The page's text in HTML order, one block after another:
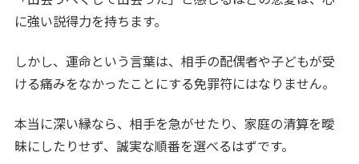
に強い説得力を持ちます。
しかし、運命という言葉は、相手の配偶者や子どもが受
ける痛みをなかったことにする免罪符にはなりません。
本当に深い縁なら、相手を急がせたり、家庭の清算を曖
昧にしたりせず、誠実な順番を選べるはずです。